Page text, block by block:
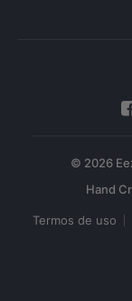
© 2026
Termos de uso